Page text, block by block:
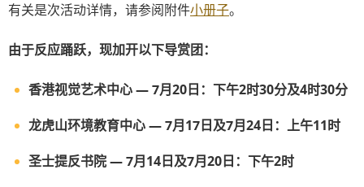
有关是次活动详情，请参阅附件小册子。
由于反应踊跃，现加开以下导赏团：
香港视觉艺术中心 — 7月20日：下午2时30分及4时30分
龙虎山环境教育中心 — 7月17日及7月24日：上午11时
圣士提反书院 — 7月14日及7月20日：下午2时